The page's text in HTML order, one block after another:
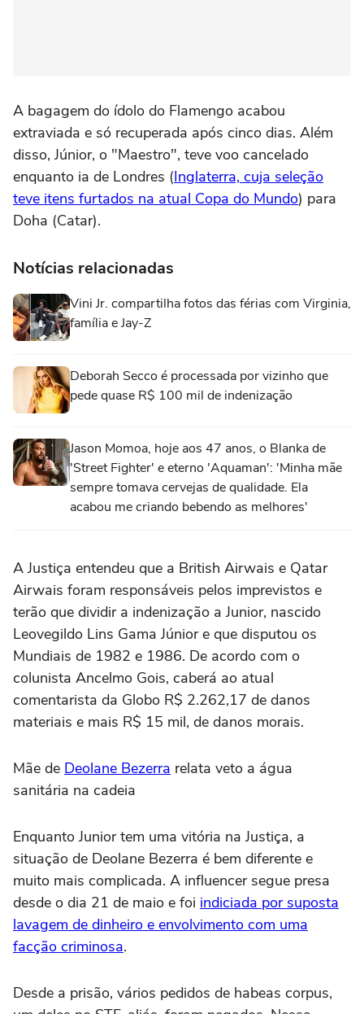
A bagagem do ídolo do Flamengo acabou
extraviada e só recuperada após cinco dias. Além
disso, Júnior, o "Maestro", teve voo cancelado
enquanto ia de Londres (Inglaterra, cuja seleção
teve itens furtados na atual Copa do Mundo) para
Doha (Catar).
Notícias relacionadas
Vini Jr. compartilha fotos das férias com Virginia,
família e Jay-Z
Deborah Secco é processada por vizinho que
pede quase R$ 100 mil de indenização
Jason Momoa, hoje aos 47 anos, o Blanka de
'Street Fighter' e eterno 'Aquaman': 'Minha mãe
sempre tomava cervejas de qualidade. Ela
acabou me criando bebendo as melhores'
A Justiça entendeu que a British Airwais e Qatar
Airwais foram responsáveis pelos imprevistos e
terão que dividir a indenização a Junior, nascido
Leovegildo Lins Gama Júnior e que disputou os
Mundiais de 1982 e 1986. De acordo com o
colunista Ancelmo Gois, caberá ao atual
comentarista da Globo R$ 2.262,17 de danos
materiais e mais R$ 15 mil, de danos morais.
Mãe de Deolane Bezerra relata veto a água
sanitária na cadeia
Enquanto Junior tem uma vitória na Justiça, a
situação de Deolane Bezerra é bem diferente e
muito mais complicada. A influencer segue presa
desde o dia 21 de maio e foi indiciada por suposta
lavagem de dinheiro e envolvimento com uma
facção criminosa.
Desde a prisão, vários pedidos de habeas corpus,